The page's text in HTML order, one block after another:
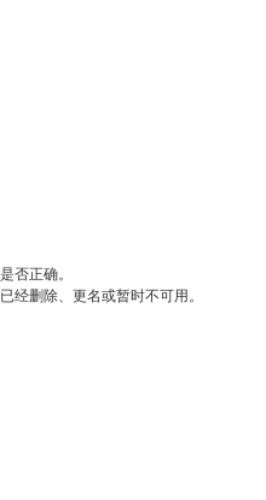
否正确。
经删除、更名或暂时不可用。